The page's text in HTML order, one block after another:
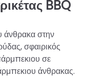
BBQ
άνθρακα στην
σφαιρικός
σε
άνθρακας.